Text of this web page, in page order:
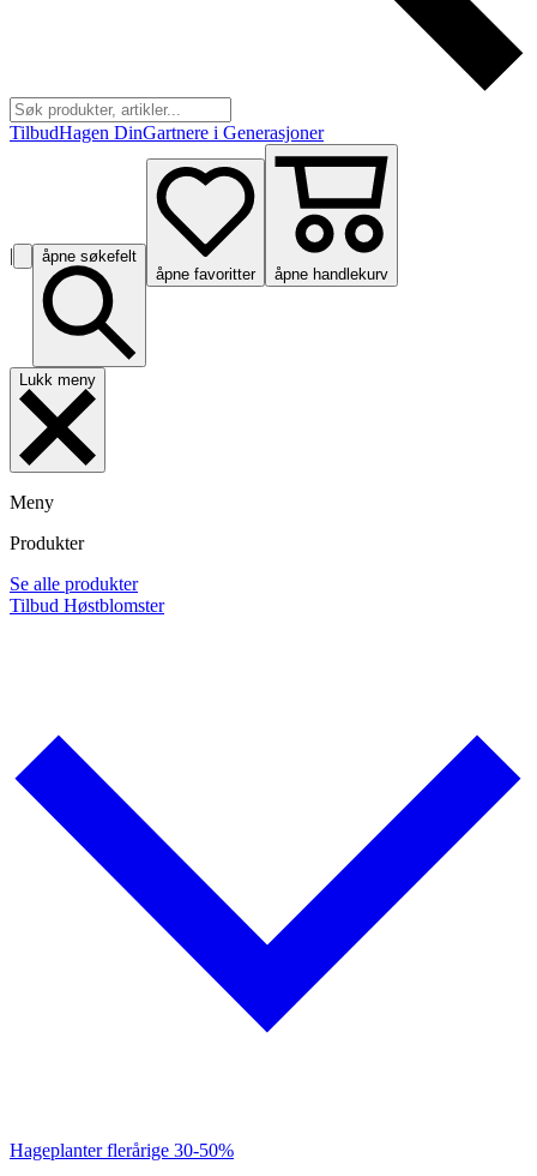
TilbudHagen DinGartnere i Generasjoner
|
åpne søkefelt
åpne favoritter
åpne handlekurv
Lukk meny
Meny
Produkter
Se alle produkter
Tilbud Høstblomster
Hageplanter flerårige 30-50%